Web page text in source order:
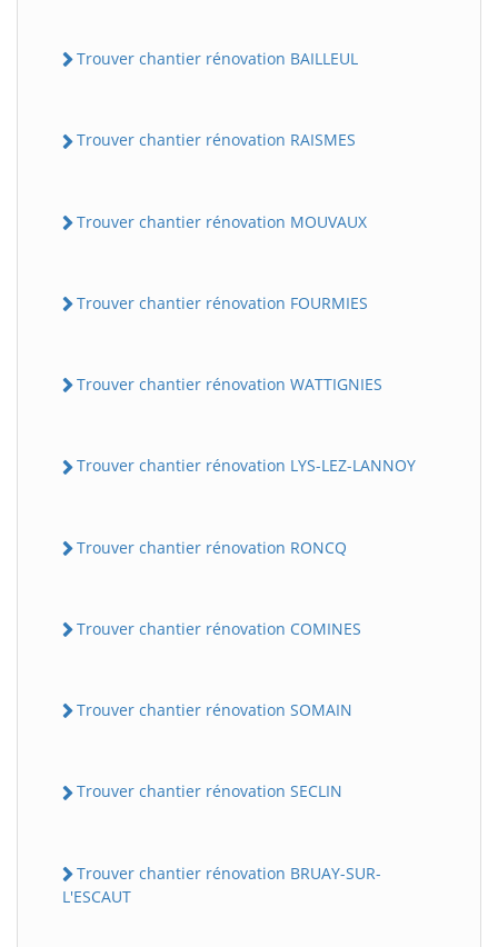
Trouver chantier rénovation BAILLEUL
Trouver chantier rénovation RAISMES
Trouver chantier rénovation MOUVAUX
Trouver chantier rénovation FOURMIES
Trouver chantier rénovation WATTIGNIES
Trouver chantier rénovation LYS-LEZ-LANNOY
Trouver chantier rénovation RONCQ
Trouver chantier rénovation COMINES
Trouver chantier rénovation SOMAIN
Trouver chantier rénovation SECLIN
Trouver chantier rénovation BRUAY-SUR-
L'ESCAUT